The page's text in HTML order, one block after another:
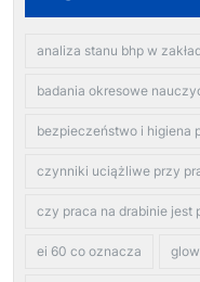
analiza stanu bhp w
badania okresowe
bezpieczeństwo i higiena
czynniki uciążliwe przy
czy praca na drabinie jest
ei 60 co oznacza